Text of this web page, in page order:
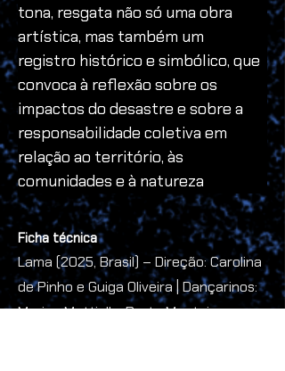
tona, resgata não só uma obra
artística, mas também um
registro histórico e simbólico, que
convoca à reflexão sobre os
impactos do desastre e sobre a
responsabilidade coletiva em
relação ao território, às
comunidades e à natureza
Ficha técnica
Lama (2025, Brasil) – Direção: Carolina
de Pinho e Guiga Oliveira | Dançarinos:
Marina Mattiello, Preto Monteiro,